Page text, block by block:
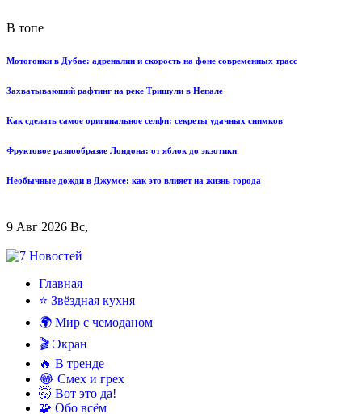
В топе
Мотогонки в Дубае: адреналин и скорость на фоне современных трасс
Захватывающий рафтинг на реке Тришули в Непале
Как сделать самое оригинальное селфи: секреты удачных снимков
Фруктовое разнообразие Лондона: от яблок до экзотики
Необычные дожди в Джумсе: как это влияет на жизнь города
9 Авг 2026 Вс,
Главная
⭐ Звёздная кухня
🌍 Мир с чемоданом
🎬 Экран
🔥 В тренде
😂 Смех и грех
🤯 Вот это да!
🧩 Обо всём